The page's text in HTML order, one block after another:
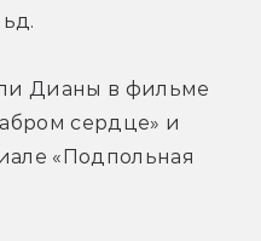
Дианы в фильме
сердце» и
«Подпольная